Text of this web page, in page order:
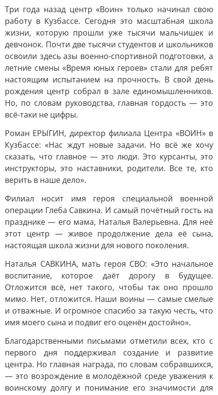
Три года назад центр «Воин» только начинал свою
работу в Кузбассе. Сегодня это масштабная школа
жизни, которую прошли уже тысячи мальчишек и
девчонок. Почти две тысячи студентов и школьников
освоили здесь азы военно-спортивной подготовки, а
летние смены «Время юных героев» стали для ребят
настоящим испытанием на прочность. В свой день
рождения центр собрал в зале единомышленников.
Но, по словам руководства, главная гордость — это
всё-таки не цифры.
Роман ЕРЫГИН, директор филиала Центра «ВОИН» в
Кузбассе: «Нас ждут новые задачи. Но всё же хочу
сказать, что главное — это люди. Это курсанты, это
инструкторы, это наставники, родители. Все те, кто
верить в наше дело».
Филиал носит имя героя специальной военной
операции Глеба Савкина. И самый почётный гость на
празднике — его мама, Наталья Валерьевна. Для неё
этот центр — живое продолжение дела её сына,
настоящая школа жизни для нового поколения.
Наталья САВКИНА, мать героя СВО: «Это начальное
воспитание, которое даёт дорогу в будущее.
Отложится всё, нет такого, чтобы так оно прошло
мимо. Нет, отложится. Наши воины — самые смелые
и отважные. И огромное спасибо за такую честь, что
имя моего сына и подвиг его оценён достойно».
Благодарственными письмами отметили всех, кто с
первого дня поддерживал создание и развитие
центра. Но главная награда, по словам собравшихся,
— это возрождение в молодёжной среде уважения к
воинскому долгу и понимание его значимости для